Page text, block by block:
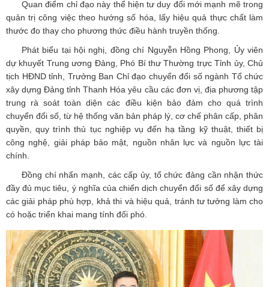
Quan điểm chỉ đạo này thể hiện tư duy đổi mới mạnh mẽ trong
quản trị công việc theo hướng số hóa, lấy hiệu quả thực chất làm
thước đo thay cho phương thức điều hành truyền thống.
Phát biểu tại hội nghị, đồng chí Nguyễn Hồng Phong, Ủy viên
dự khuyết Trung ương Đảng, Phó Bí thư Thường trực Tỉnh ủy, Chủ
tịch HĐND tỉnh, Trưởng Ban Chỉ đạo chuyển đổi số ngành Tổ chức
xây dựng Đảng tỉnh Thanh Hóa yêu cầu các đơn vị, địa phương tập
trung rà soát toàn diện các điều kiện bảo đảm cho quá trình
chuyển đổi số, từ hệ thống văn bản pháp lý, cơ chế phân cấp, phân
quyền, quy trình thủ tục nghiệp vụ đến hạ tầng kỹ thuật, thiết bị
công nghệ, giải pháp bảo mật, nguồn nhân lực và nguồn lực tài
chính.
Đồng chí nhấn mạnh, các cấp ủy, tổ chức đảng cần nhận thức
đầy đủ mục tiêu, ý nghĩa của chiến dịch chuyển đổi số để xây dựng
các giải pháp phù hợp, khả thi và hiệu quả, tránh tư tưởng làm cho
có hoặc triển khai mang tính đối phó.